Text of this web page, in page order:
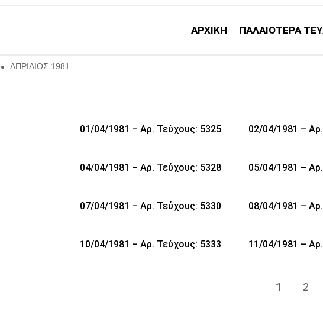
ΑΡΧΙΚΗ ΠΑΛΑΙΟΤΕΡΑ
ΑΠΡΙΛΙΟΣ 1981
01/04/1981 – Αρ. Τεύχους: 5325 02/04/1981 –
04/04/1981 – Αρ. Τεύχους: 5328 05/04/1981 –
07/04/1981 – Αρ. Τεύχους: 5330 08/04/1981 –
10/04/1981 – Αρ. Τεύχους: 5333 11/04/1981 –
1 2